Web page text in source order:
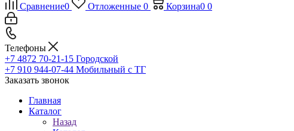
Сравнение0 Отложенные 0 Корзина0 0
Телефоны
+7 4872 70-21-15 Городской
+7 910 944-07-44 Мобильный с ТГ
Заказать звонок
Главная
Каталог
Назад